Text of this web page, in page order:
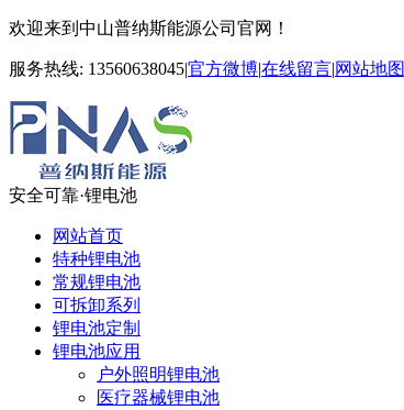
欢迎来到中山普纳斯能源公司官网！
服务热线: 13560638045|官方微博|在线留言|网站地图
安全可靠·锂电池
网站首页
特种锂电池
常规锂电池
可拆卸系列
锂电池定制
锂电池应用
户外照明锂电池
医疗器械锂电池